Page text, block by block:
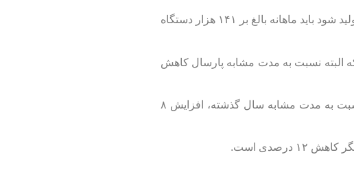
این میزان تیراژ با هدف گذاری ها فاصله دارد چراکه اگر قرار بود تا پایان سال ۱.۷ میلیون خودرو تولید شود باید ماهانه بالغ بر ۱۴۱ هزار دستگاه
داشته‌اند که البته نسبت به مدت مشابه پارسال کاهش
سایپا هم با تولید ۲۰۳ هزار و ۵۰۷ دستگاه در رده دوم بیشترین تولید خودرو قرار گرفته‌اند که نسبت به مدت مشابه سال گذشته، افزایش ۸